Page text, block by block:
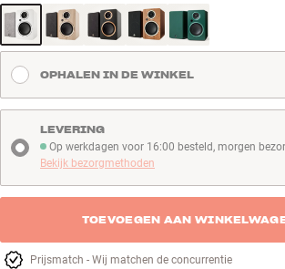
Klantenservice
Inloggen
Bouw met geluid
OPHALEN IN DE WINKEL
Op werkdagen voor 16:00 besteld, morgen bezorgd!
Op werkdagen voor 16:00 besteld, morgen
Bekijk bezorgmethoden
LEVERING
TOEVOEGEN AAN
Prijsmatch - Wij matchen de concurrentie